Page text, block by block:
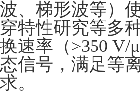
波、梯形波等）
穿特性研究等多
换速率（>350 V/
态信号，满足等
求。